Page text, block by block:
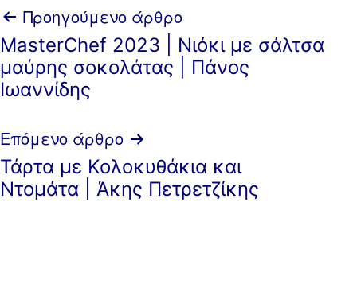
Πλοήγηση
άρθρων
Προηγούμενο άρθρο
MasterChef 2023 | Νιόκι με σάλτσα
μαύρης σοκολάτας | Πάνος
Ιωαννίδης
Επόμενο άρθρο
Τάρτα με Κολοκυθάκια και
Ντομάτα | Άκης Πετρετζίκης